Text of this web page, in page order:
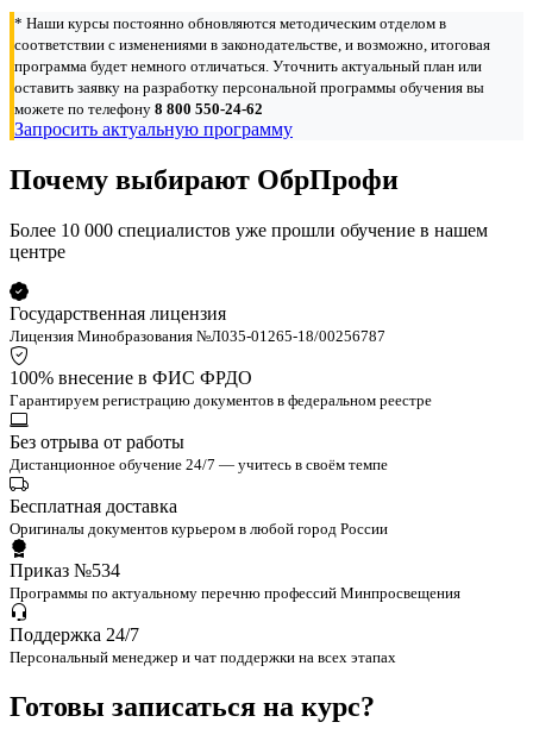
* Наши курсы постоянно обновляются методическим отделом в
соответствии с изменениями в законодательстве, и возможно, итоговая
программа будет немного отличаться. Уточнить актуальный план или
оставить заявку на разработку персональной программы обучения вы
можете по телефону 8 800 550-24-62
Запросить актуальную программу
Почему выбирают ОбрПрофи
Более 10 000 специалистов уже прошли обучение в нашем
центре
Государственная лицензия
Лицензия Минобразования №Л035-01265-18/00256787
100% внесение в ФИС ФРДО
Гарантируем регистрацию документов в федеральном реестре
Без отрыва от работы
Дистанционное обучение 24/7 — учитесь в своём темпе
Бесплатная доставка
Оригиналы документов курьером в любой город России
Приказ №534
Программы по актуальному перечню профессий Минпросвещения
Поддержка 24/7
Персональный менеджер и чат поддержки на всех этапах
Готовы записаться на курс?